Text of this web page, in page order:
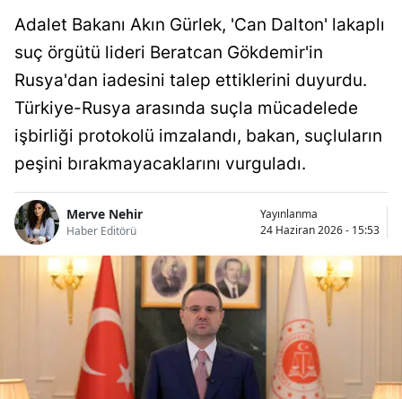
Adalet Bakanı Akın Gürlek, 'Can Dalton' lakaplı
suç örgütü lideri Beratcan Gökdemir'in
Rusya'dan iadesini talep ettiklerini duyurdu.
Türkiye-Rusya arasında suçla mücadelede
işbirliği protokolü imzalandı, bakan, suçluların
peşini bırakmayacaklarını vurguladı.
Merve Nehir
Haber Editörü
Yayınlanma
24 Haziran 2026 - 15:53